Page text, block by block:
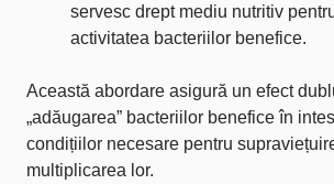
servesc drept mediu nutritiv
activitatea bacteriilor benefice.
Această abordare asigură un efect
„adăugarea” bacteriilor benefice în
condițiilor necesare pentru
multiplicarea lor.